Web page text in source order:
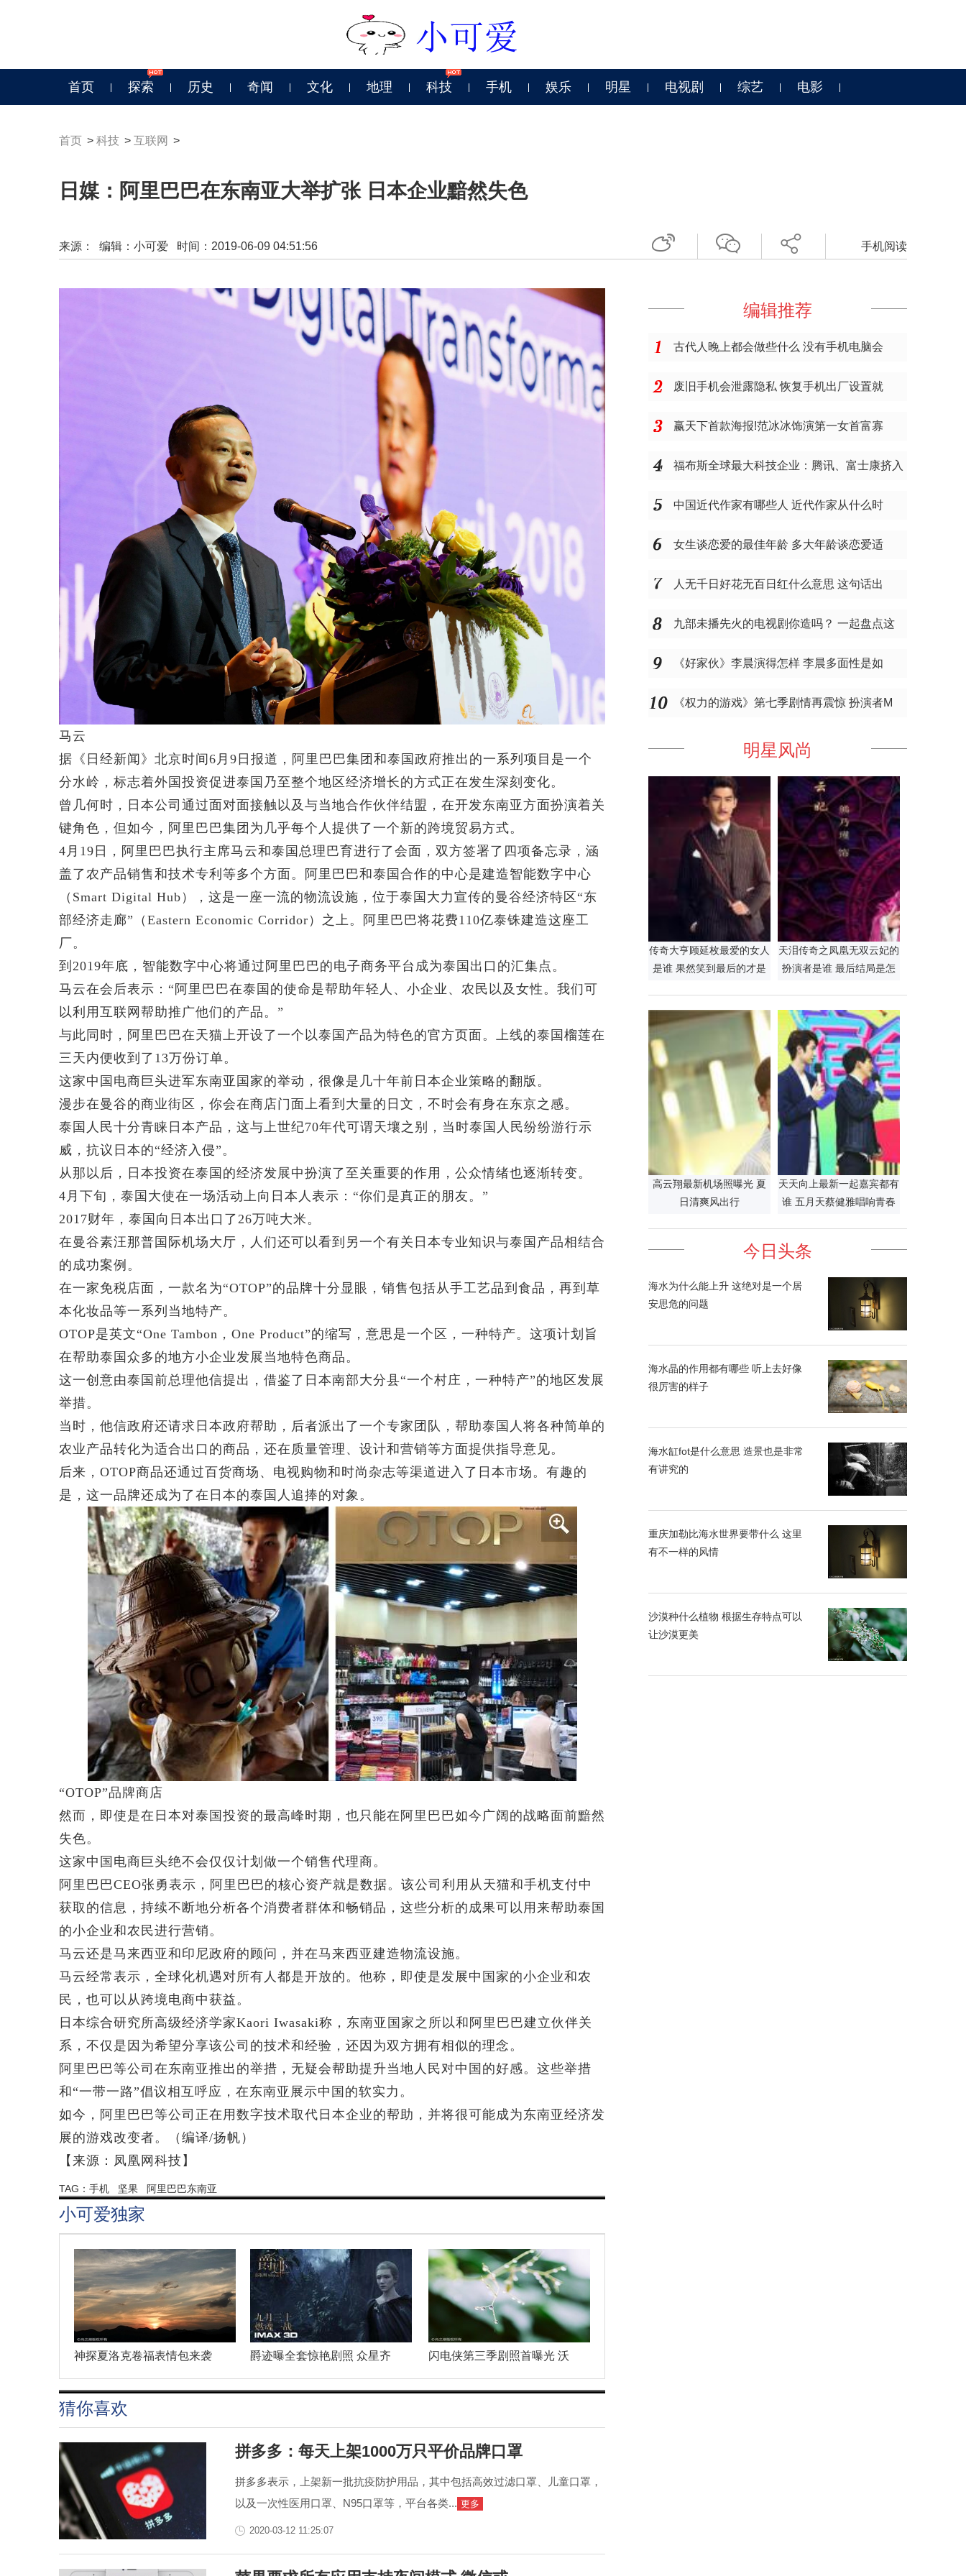
首页 探索 历史 奇闻 文化 地理 科技 手机 娱乐 明星 电视剧 综艺 电影
首页 > 科技 > 互联网 >
日媒：阿里巴巴在东南亚大举扩张 日本企业黯然失色
来源： 编辑：小可爱 时间：2019-06-09 04:51:56 手机阅读
马云
据《日经新闻》北京时间6月9日报道，阿里巴巴集团和泰国政府推出的一系列项目是一个
分水岭，标志着外国投资促进泰国乃至整个地区经济增长的方式正在发生深刻变化。
曾几何时，日本公司通过面对面接触以及与当地合作伙伴结盟，在开发东南亚方面扮演着关
键角色，但如今，阿里巴巴集团为几乎每个人提供了一个新的跨境贸易方式。
4月19日，阿里巴巴执行主席马云和泰国总理巴育进行了会面，双方签署了四项备忘录，涵
盖了农产品销售和技术专利等多个方面。阿里巴巴和泰国合作的中心是建造智能数字中心
（Smart Digital Hub），这是一座一流的物流设施，位于泰国大力宣传的曼谷经济特区“东
部经济走廊”（Eastern Economic Corridor）之上。阿里巴巴将花费110亿泰铢建造这座工
厂。
到2019年底，智能数字中心将通过阿里巴巴的电子商务平台成为泰国出口的汇集点。
马云在会后表示：“阿里巴巴在泰国的使命是帮助年轻人、小企业、农民以及女性。我们可
以利用互联网帮助推广他们的产品。”
与此同时，阿里巴巴在天猫上开设了一个以泰国产品为特色的官方页面。上线的泰国榴莲在
三天内便收到了13万份订单。
这家中国电商巨头进军东南亚国家的举动，很像是几十年前日本企业策略的翻版。
漫步在曼谷的商业街区，你会在商店门面上看到大量的日文，不时会有身在东京之感。
泰国人民十分青睐日本产品，这与上世纪70年代可谓天壤之别，当时泰国人民纷纷游行示
威，抗议日本的“经济入侵”。
从那以后，日本投资在泰国的经济发展中扮演了至关重要的作用，公众情绪也逐渐转变。
4月下旬，泰国大使在一场活动上向日本人表示：“你们是真正的朋友。”
2017财年，泰国向日本出口了26万吨大米。
在曼谷素汪那普国际机场大厅，人们还可以看到另一个有关日本专业知识与泰国产品相结合
的成功案例。
在一家免税店面，一款名为“OTOP”的品牌十分显眼，销售包括从手工艺品到食品，再到草
本化妆品等一系列当地特产。
OTOP是英文“One Tambon，One Product”的缩写，意思是一个区，一种特产。这项计划旨
在帮助泰国众多的地方小企业发展当地特色商品。
这一创意由泰国前总理他信提出，借鉴了日本南部大分县“一个村庄，一种特产”的地区发展
举措。
当时，他信政府还请求日本政府帮助，后者派出了一个专家团队，帮助泰国人将各种简单的
农业产品转化为适合出口的商品，还在质量管理、设计和营销等方面提供指导意见。
后来，OTOP商品还通过百货商场、电视购物和时尚杂志等渠道进入了日本市场。有趣的
是，这一品牌还成为了在日本的泰国人追捧的对象。
“OTOP”品牌商店
然而，即使是在日本对泰国投资的最高峰时期，也只能在阿里巴巴如今广阔的战略面前黯然
失色。
这家中国电商巨头绝不会仅仅计划做一个销售代理商。
阿里巴巴CEO张勇表示，阿里巴巴的核心资产就是数据。该公司利用从天猫和手机支付中
获取的信息，持续不断地分析各个消费者群体和畅销品，这些分析的成果可以用来帮助泰国
的小企业和农民进行营销。
马云还是马来西亚和印尼政府的顾问，并在马来西亚建造物流设施。
马云经常表示，全球化机遇对所有人都是开放的。他称，即使是发展中国家的小企业和农
民，也可以从跨境电商中获益。
日本综合研究所高级经济学家Kaori Iwasaki称，东南亚国家之所以和阿里巴巴建立伙伴关
系，不仅是因为希望分享该公司的技术和经验，还因为双方拥有相似的理念。
阿里巴巴等公司在东南亚推出的举措，无疑会帮助提升当地人民对中国的好感。这些举措
和“一带一路”倡议相互呼应，在东南亚展示中国的软实力。
如今，阿里巴巴等公司正在用数字技术取代日本企业的帮助，并将很可能成为东南亚经济发
展的游戏改变者。（编译/扬帆）
【来源：凤凰网科技】
TAG： 手机 坚果 阿里巴巴东南亚
小可爱独家
神探夏洛克卷福表情包来袭 爵迹曝全套惊艳剧照 众星齐 闪电侠第三季剧照首曝光 沃
猜你喜欢
拼多多：每天上架1000万只平价品牌口罩
拼多多表示，上架新一批抗疫防护用品，其中包括高效过滤口罩、儿童口罩，
以及一次性医用口罩、N95口罩等，平台各类... 更多
2020-03-12 11:25:07
编辑推荐
古代人晚上都会做些什么 没有手机电脑会
废旧手机会泄露隐私 恢复手机出厂设置就
赢天下首款海报!范冰冰饰演第一女首富寡
福布斯全球最大科技企业：腾讯、富士康挤入
中国近代作家有哪些人 近代作家从什么时
女生谈恋爱的最佳年龄 多大年龄谈恋爱适
人无千日好花无百日红什么意思 这句话出
九部未播先火的电视剧你造吗？ 一起盘点这
《好家伙》李晨演得怎样 李晨多面性是如
《权力的游戏》第七季剧情再震惊 扮演者M
明星风尚
传奇大亨顾延枚最爱的女人
是谁 果然笑到最后的才是
天泪传奇之凤凰无双云妃的
扮演者是谁 最后结局是怎
高云翔最新机场照曝光 夏
日清爽风出行
天天向上最新一起嘉宾都有
谁 五月天蔡健雅唱响青春
今日头条
海水为什么能上升 这绝对是一个居
安思危的问题
海水晶的作用都有哪些 听上去好像
很厉害的样子
海水缸fot是什么意思 造景也是非常
有讲究的
重庆加勒比海水世界要带什么 这里
有不一样的风情
沙漠种什么植物 根据生存特点可以
让沙漠更美